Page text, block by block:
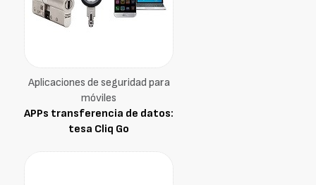
Aplicaciones de seguridad para
móviles
APPs transferencia de datos:
tesa Cliq Go